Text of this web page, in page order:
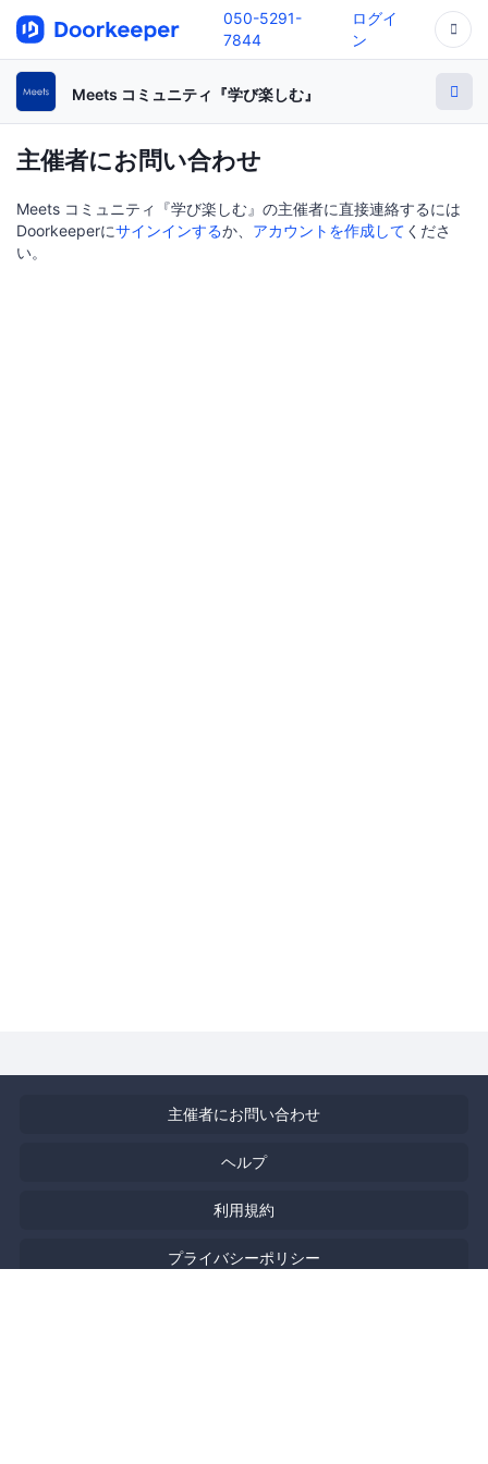
050-5291-
7844
ログイ
ン
Meets コミュニティ『学び楽しむ』
主催者にお問い合わせ
Meets コミュニティ『学び楽しむ』の主催者に直接連絡するには
Doorkeeperにサインインするか、 アカウントを作成して くださ
い。
主催者にお問い合わせ
ヘルプ
利用規約
プライバシーポリシー